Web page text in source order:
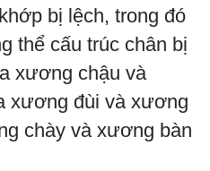
bị lệch, trong đó
thể cấu trúc chân bị
xương chậu và
xương đùi và xương
chày và xương bàn